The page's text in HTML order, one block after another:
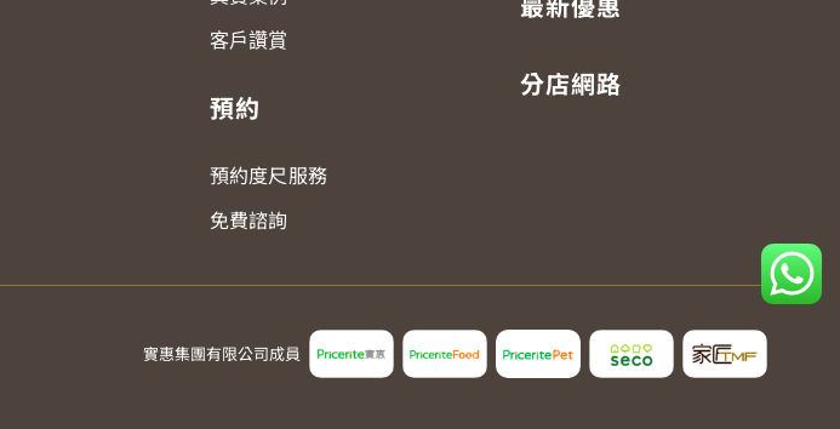
客戶讚賞
預約
預約度尺服務
免費諮詢
分店網路
實惠集團有限公司成員